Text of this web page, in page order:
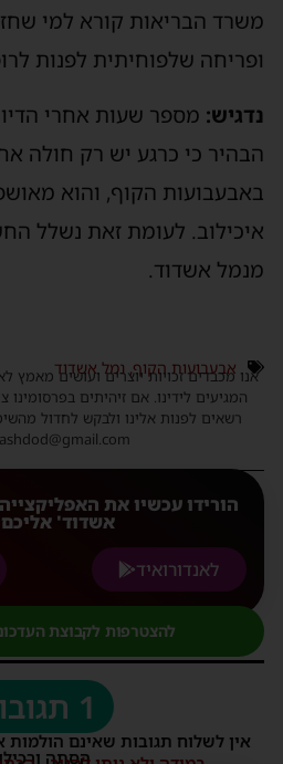
משרד הבריאות קורא למי
ופריחה שלפוחיתית לפנות
נדגיש: מספר שעות אחרי
הבהיר כי כרגע יש רק חולה
באבעבועות הקוף, והוא
איכילוב. לעומת זאת נשלל
מנמל אשדוד.
אבעבועות הקוף, נמל אשדוד
אנו מכבדים זכויות יוצרים ועושים מאמץ
המגיעים לידינו. אם זיהיתים
רשאים לפנות אלינו ולבקש לחדול
הורידו עכשיו את
אשדוד' אליכם
לאנדורואיד
להצטרפות לקבוצת
1 תגובות
אין לשלוח תגובות שאינם הולמות
הסתה